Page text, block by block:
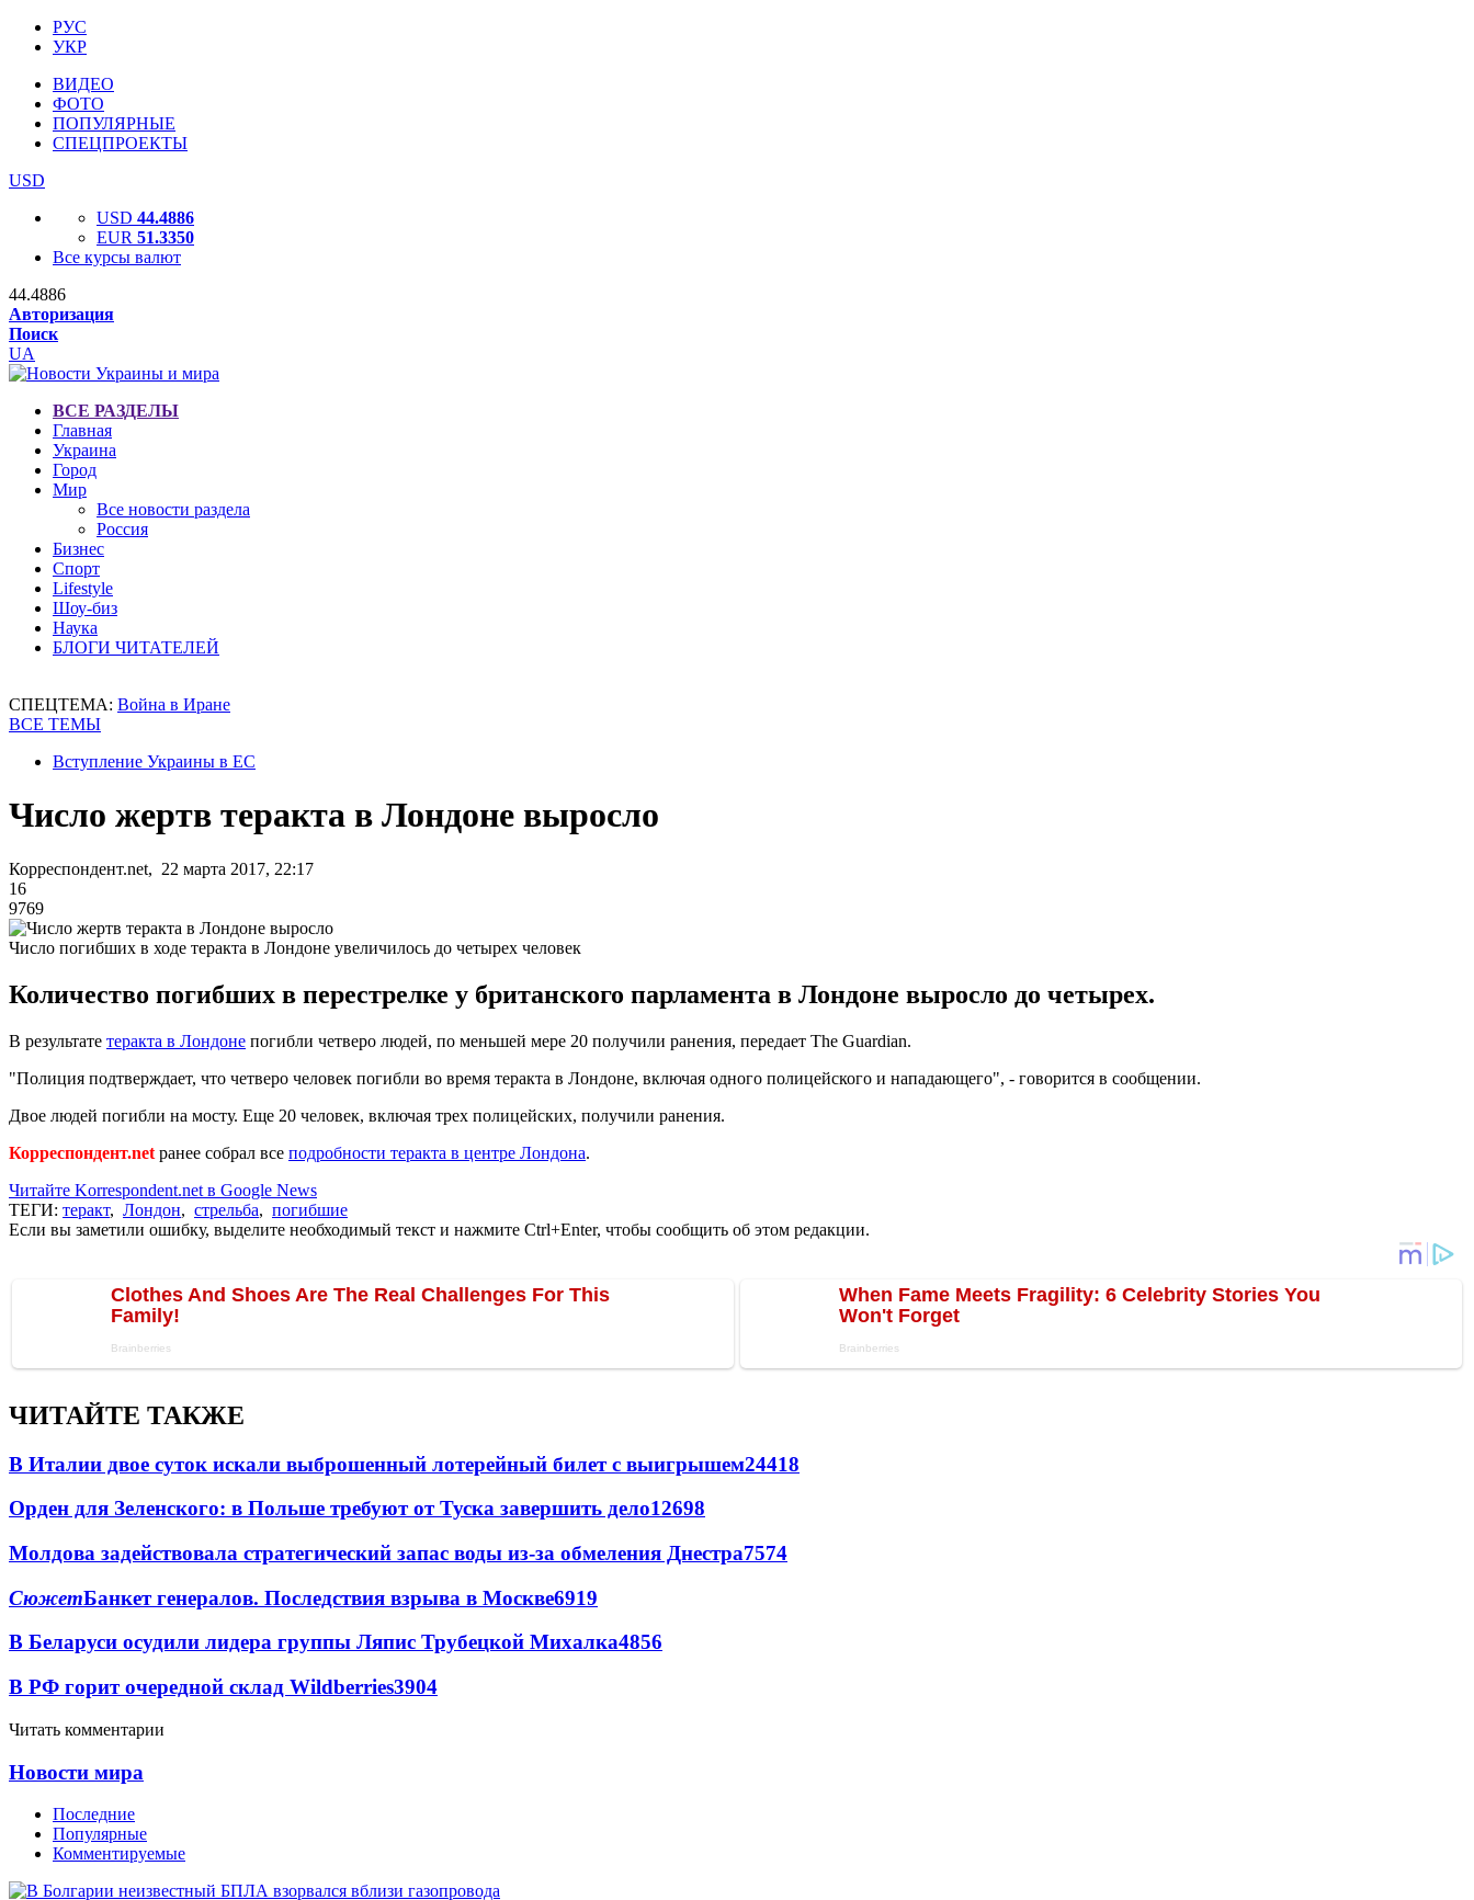
РУС
УКР
ВИДЕО
ФОТО
ПОПУЛЯРНЫЕ
СПЕЦПРОЕКТЫ
USD
USD 44.4886
EUR 51.3350
Все курсы валют
44.4886
Авторизация
Поиск
UA
ВСЕ РАЗДЕЛЫ
Главная
Украина
Город
Мир
Все новости раздела
Россия
Бизнес
Спорт
Lifestyle
Шоу-биз
Наука
БЛОГИ ЧИТАТЕЛЕЙ
СПЕЦТЕМА: Война в Иране
ВСЕ ТЕМЫ
Вступление Украины в ЕС
Число жертв теракта в Лондоне выросло
Корреспондент.net, 22 марта 2017, 22:17
16
9769
Число погибших в ходе теракта в Лондоне увеличилось до четырех человек
Количество погибших в перестрелке у британского парламента в Лондоне выросло до четырех.
В результате теракта в Лондоне погибли четверо людей, по меньшей мере 20 получили ранения, передает The Guardian.
"Полиция подтверждает, что четверо человек погибли во время теракта в Лондоне, включая одного полицейского и нападающего", - говорится в сообщении.
Двое людей погибли на мосту. Еще 20 человек, включая трех полицейских, получили ранения.
Корреспондент.net ранее собрал все подробности теракта в центре Лондона.
Читайте Korrespondent.net в Google News
ТЕГИ: теракт, Лондон, стрельба, погибшие
Если вы заметили ошибку, выделите необходимый текст и нажмите Ctrl+Enter, чтобы сообщить об этом редакции.
ЧИТАЙТЕ ТАКЖЕ
В Италии двое суток искали выброшенный лотерейный билет с выигрышем24418
Орден для Зеленского: в Польше требуют от Туска завершить дело12698
Молдова задействовала стратегический запас воды из-за обмеления Днестра7574
СюжетБанкет генералов. Последствия взрыва в Москве6919
В Беларуси осудили лидера группы Ляпис Трубецкой Михалка4856
В РФ горит очередной склад Wildberries3904
Читать комментарии
Новости мира
Последние
Популярные
Комментируемые